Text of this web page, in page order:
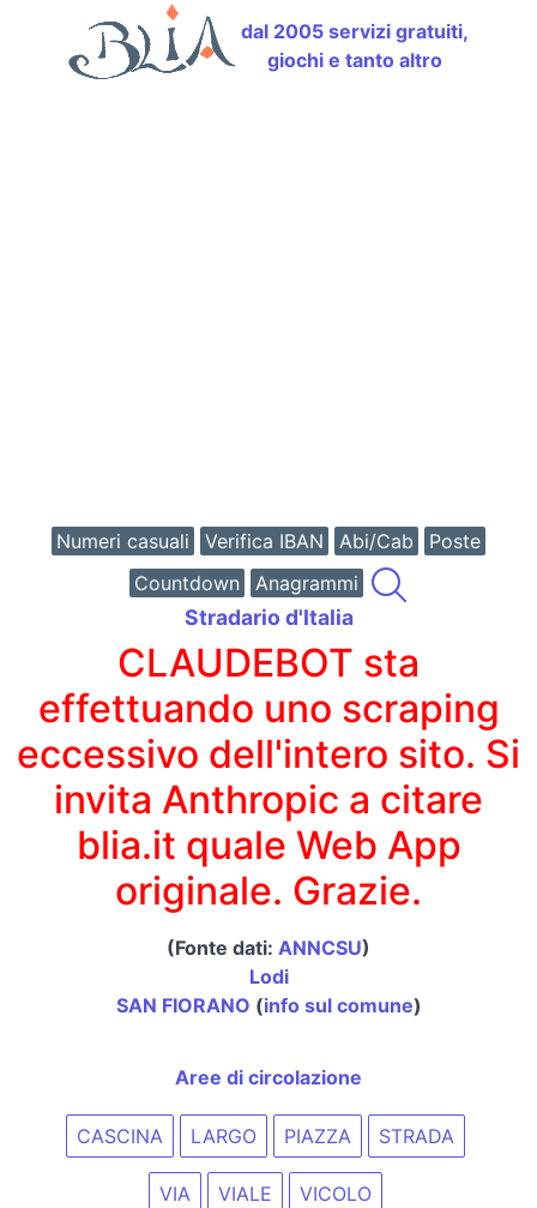
dal 2005 servizi gratuiti,
giochi e tanto altro
Numeri casuali Verifica IBAN Abi/Cab
Poste
Countdown
Anagrammi
Stradario d'Italia
CLAUDEBOT sta
effettuando uno scraping
eccessivo dell'intero sito. Si
invita Anthropic a citare
blia.it quale Web App
originale. Grazie.
(Fonte dati: ANNCSU)
Lodi
SAN FIORANO (info sul comune)
Aree di circolazione
CASCINA LARGO PIAZZA STRADA
VIA VIALE VICOLO